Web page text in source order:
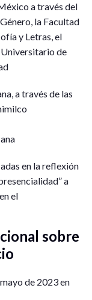
a través del
la Facultad
y Letras, el
de
a través de las
en la reflexión
a
el
sobre
de 2023 en